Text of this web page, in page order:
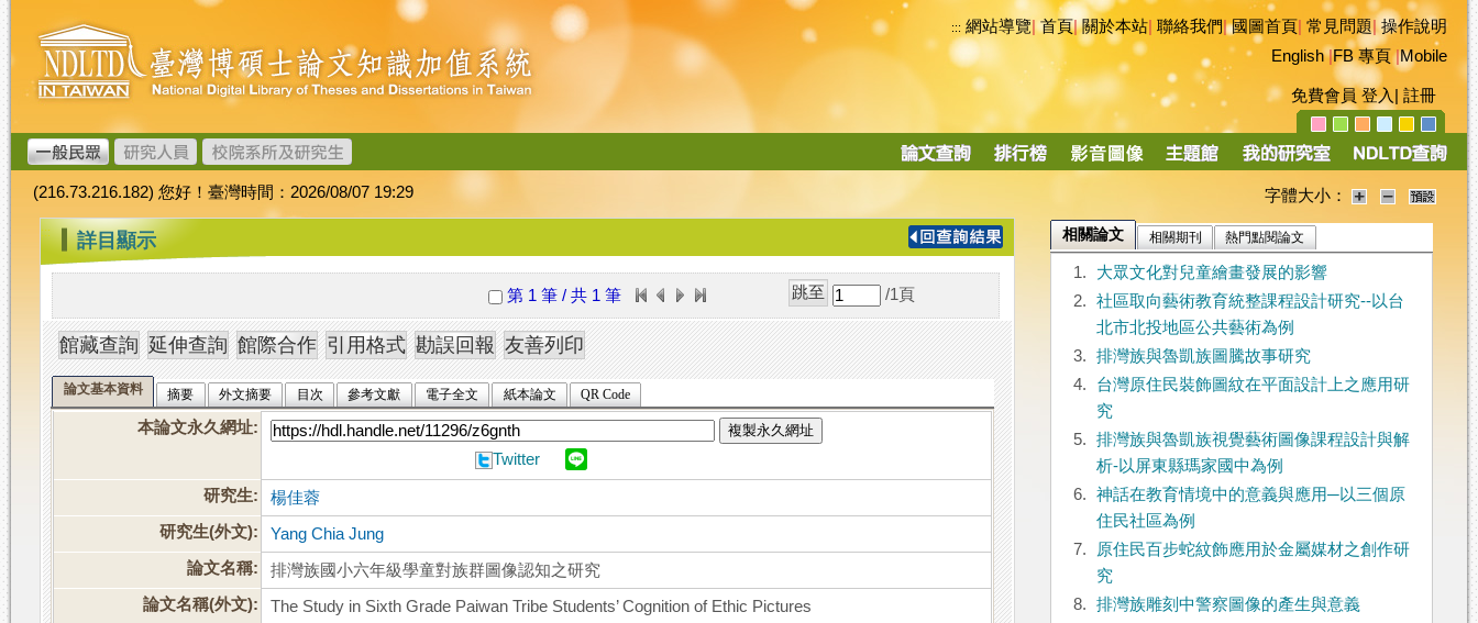
跳
到
主
要
內
容
臺
灣
博
碩
士
論
文
加
值
系
統
::: 網站導覽|首頁|關於本站 聯絡我們|國圖首頁 常見問題|操作說明
English|FB 專頁|Mobile
免費會員 登入 註冊
導
(216.73.216.182) 您好！臺灣時間：2026/08/07 19:29 字體大小：
::: 詳目顯示
第 1 筆 / 共 1 筆 /1 頁
論文基本資料 摘要 外文摘要 目次 參考文獻 電子全文 紙本論文 QR Code
本論文永久網址: 複製永久網址
Twitter
研究生:
楊佳蓉
研究生(外文):
Yang Chia Jung
論文名稱:
排灣族國小六年級學童對族群圖像認知之研究
論文名稱(外文):
The Study in Sixth Grade Paiwan Tribe Students’ Cognition of Ethic Pictures
相關論文 相關期刊 熱門點閱論文
1.
大眾文化對兒童繪畫發展的影響
2.
社區取向藝術教育統整課程設計研究--以台
北市北投地區公共藝術為例
3.
排灣族與魯凱族圖騰故事研究
4.
台灣原住民裝飾圖紋在平面設計上之應用研
究
5.
排灣族與魯凱族視覺藝術圖像課程設計與解
析-以屏東縣瑪家國中為例
6.
神話在教育情境中的意義與應用─以三個原
住民社區為例
7.
原住民百步蛇紋飾應用於金屬媒材之創作研
究
8.
排灣族雕刻中警察圖像的產生與意義